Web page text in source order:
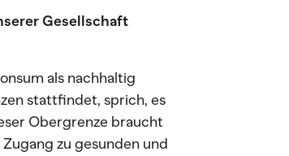
Gesellschaft
als nachhaltig
stattfindet, sprich, es
Obergrenze braucht
zu gesunden und